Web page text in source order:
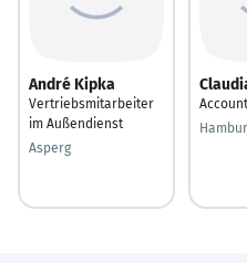
André Kipka
Vertriebsmitarbeiter
im Außendienst
Asperg